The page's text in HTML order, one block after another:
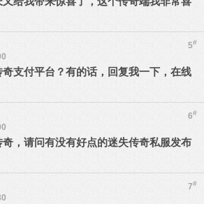
5#
支付平台？有的话，回复我一下，在线
6#
，请问有没有好点的迷失传奇私服发布
7#